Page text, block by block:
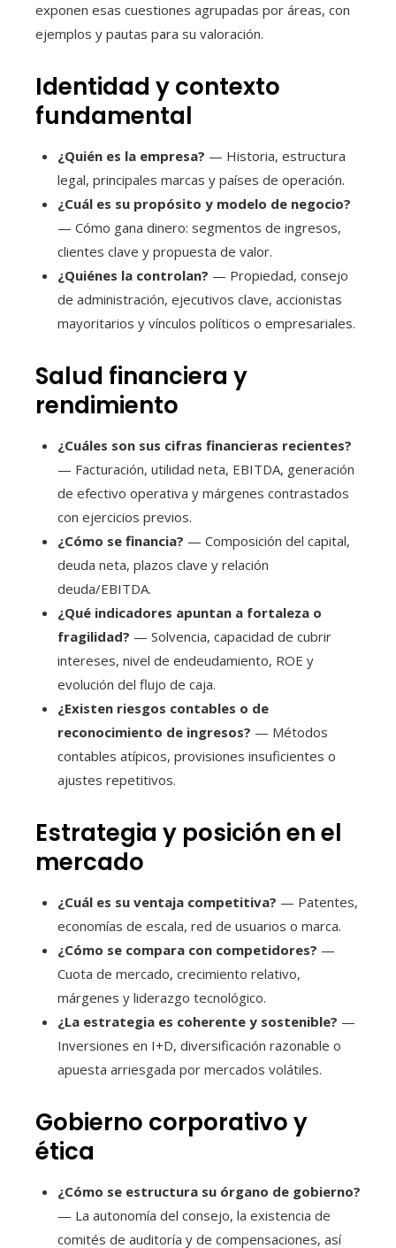
exponen esas cuestiones agrupadas por áreas, con
ejemplos y pautas para su valoración.
Identidad y contexto
fundamental
¿Quién es la empresa? — Historia, estructura
legal, principales marcas y países de operación.
¿Cuál es su propósito y modelo de negocio?
— Cómo gana dinero: segmentos de ingresos,
clientes clave y propuesta de valor.
¿Quiénes la controlan? — Propiedad, consejo
de administración, ejecutivos clave, accionistas
mayoritarios y vínculos políticos o empresariales.
Salud financiera y
rendimiento
¿Cuáles son sus cifras financieras recientes?
— Facturación, utilidad neta, EBITDA, generación
de efectivo operativa y márgenes contrastados
con ejercicios previos.
¿Cómo se financia? — Composición del capital,
deuda neta, plazos clave y relación
deuda/EBITDA.
¿Qué indicadores apuntan a fortaleza o
fragilidad? — Solvencia, capacidad de cubrir
intereses, nivel de endeudamiento, ROE y
evolución del flujo de caja.
¿Existen riesgos contables o de
reconocimiento de ingresos? — Métodos
contables atípicos, provisiones insuficientes o
ajustes repetitivos.
Estrategia y posición en el
mercado
¿Cuál es su ventaja competitiva? — Patentes,
economías de escala, red de usuarios o marca.
¿Cómo se compara con competidores? —
Cuota de mercado, crecimiento relativo,
márgenes y liderazgo tecnológico.
¿La estrategia es coherente y sostenible? —
Inversiones en I+D, diversificación razonable o
apuesta arriesgada por mercados volátiles.
Gobierno corporativo y
ética
¿Cómo se estructura su órgano de gobierno?
— La autonomía del consejo, la existencia de
comités de auditoría y de compensaciones, así